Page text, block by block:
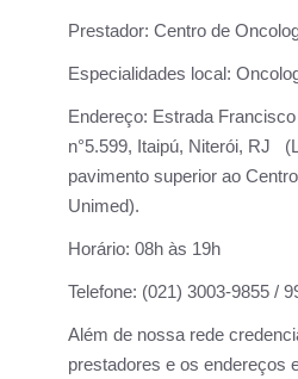
Prestador: Centro de
Especialidades local:
Endereço: Estrada
n°5.599, Itaipú, Niterói, RJ
pavimento superior ao
Unimed).
Horário: 08h às 19h
Telefone: (021) 3003-9855 /
Além de nossa rede
prestadores e os endereços